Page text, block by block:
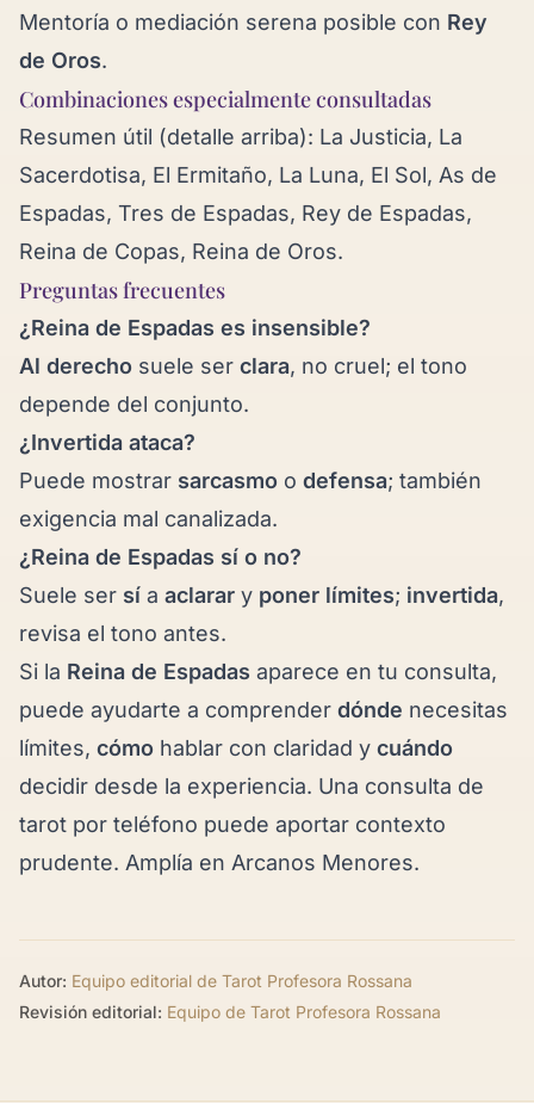
Mentoría o mediación serena posible con Rey
de Oros.
Combinaciones especialmente consultadas
Resumen útil (detalle arriba): La Justicia, La
Sacerdotisa, El Ermitaño, La Luna, El Sol, As de
Espadas, Tres de Espadas, Rey de Espadas,
Reina de Copas, Reina de Oros.
Preguntas frecuentes
¿Reina de Espadas es insensible?
Al derecho suele ser clara, no cruel; el tono
depende del conjunto.
¿Invertida ataca?
Puede mostrar sarcasmo o defensa; también
exigencia mal canalizada.
¿Reina de Espadas sí o no?
Suele ser sí a aclarar y poner límites; invertida,
revisa el tono antes.
Si la Reina de Espadas aparece en tu consulta,
puede ayudarte a comprender dónde necesitas
límites, cómo hablar con claridad y cuándo
decidir desde la experiencia. Una consulta de
tarot por teléfono puede aportar contexto
prudente. Amplía en Arcanos Menores.
Autor: Equipo editorial de Tarot Profesora Rossana
Revisión editorial: Equipo de Tarot Profesora Rossana